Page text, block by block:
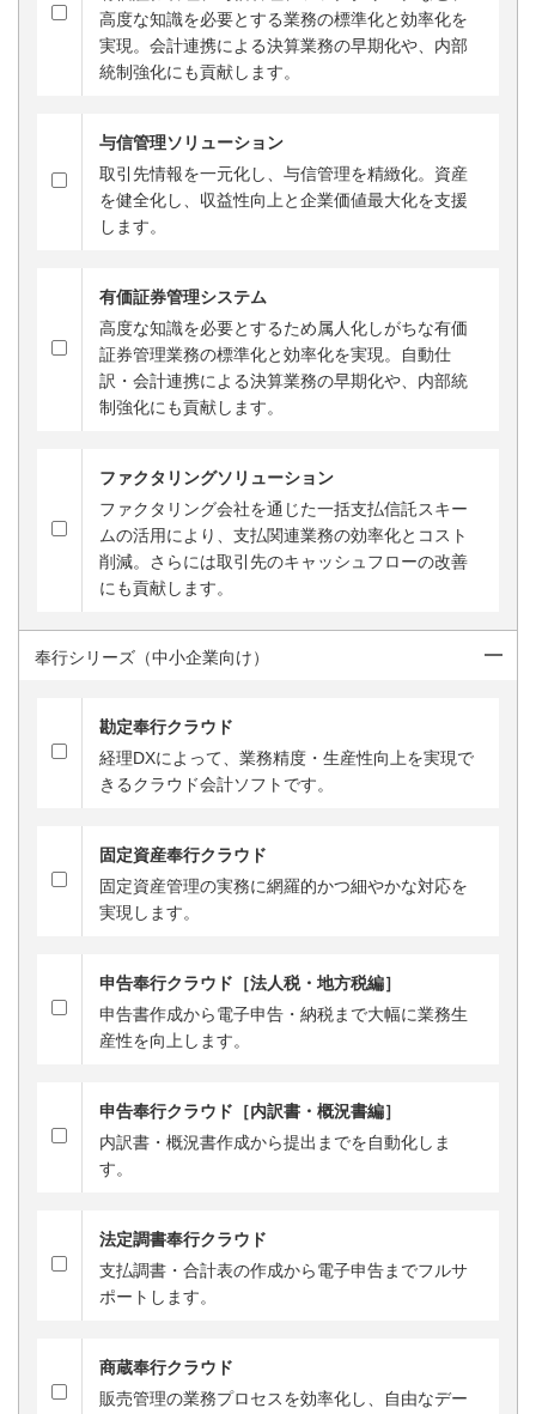
高度な知識を必要とする業務の標準化と効率化を
実現。会計連携による決算業務の早期化や、内部
統制強化にも貢献します。
与信管理ソリューション
取引先情報を一元化し、与信管理を精緻化。資産
を健全化し、収益性向上と企業価値最大化を支援
します。
有価証券管理システム
高度な知識を必要とするため属人化しがちな有価
証券管理業務の標準化と効率化を実現。自動仕
訳・会計連携による決算業務の早期化や、内部統
制強化にも貢献します。
ファクタリングソリューション
ファクタリング会社を通じた一括支払信託スキー
ムの活用により、支払関連業務の効率化とコスト
削減。さらには取引先のキャッシュフローの改善
にも貢献します。
奉行シリーズ（中小企業向け）
勘定奉行クラウド
経理DXによって、業務精度・生産性向上を実現で
きるクラウド会計ソフトです。
固定資産奉行クラウド
固定資産管理の実務に網羅的かつ細やかな対応を
実現します。
申告奉行クラウド［法人税・地方税編］
申告書作成から電子申告・納税まで大幅に業務生
産性を向上します。
申告奉行クラウド［内訳書・概況書編］
内訳書・概況書作成から提出までを自動化しま
す。
法定調書奉行クラウド
支払調書・合計表の作成から電子申告までフルサ
ポートします。
商蔵奉行クラウド
販売管理の業務プロセスを効率化し、自由なデー